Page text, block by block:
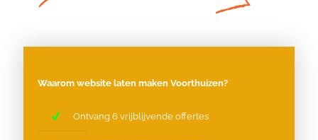
Waarom website laten maken Voorthuizen?
Ontvang 6 vrijblijvende offertes